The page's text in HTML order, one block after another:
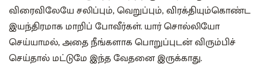
விரைவிலேயே சலிப்பும், வெறுப்பும், விரக்தியும்கொண்ட
இயந்திரமாக மாறிப் போவீர்கள். யார் சொல்லியோ
செய்யாமல், அதை நீங்களாக பொறுப்புடன் விரும்பிச்
செய்தால் மட்டுமே இந்த வேதனை இருக்காது.